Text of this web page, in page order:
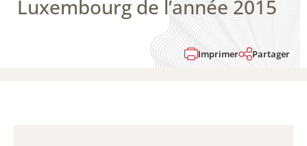
Luxembourg de l’année 2015
Imprimer Partager